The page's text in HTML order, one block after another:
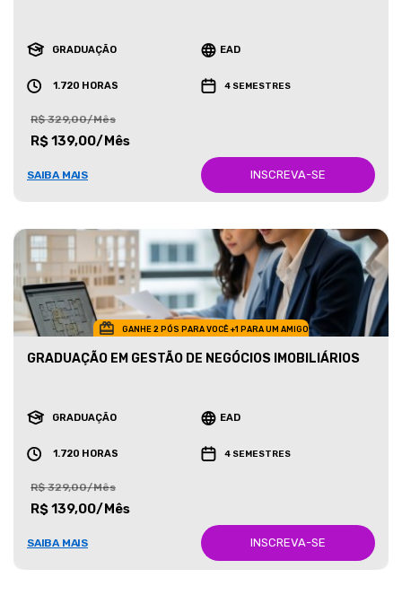
GRADUAÇÃO EAD
1.720 HORAS 4 SEMESTRES
R$ 329,00/Mês
R$ 139,00/Mês
SAIBA MAIS INSCREVA-SE
GANHE 2 PÓS PARA VOCÊ +1 PARA UM AMIGO
GRADUAÇÃO EM GESTÃO DE NEGÓCIOS IMOBILIÁRIOS
GRADUAÇÃO EAD
1.720 HORAS 4 SEMESTRES
R$ 329,00/Mês
R$ 139,00/Mês
SAIBA MAIS INSCREVA-SE